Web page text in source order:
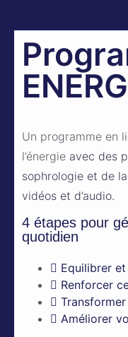
Un programme en
l’énergie avec des
sophrologie et de
vidéos et d’audio.
4 étapes pour
quotidien
Equilibrer
Renforcer
Améliorer